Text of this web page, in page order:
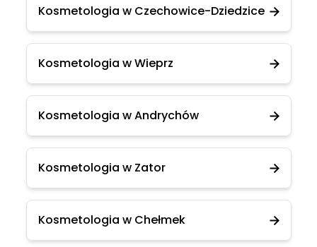
Kosmetologia w Czechowice-Dziedzice
Kosmetologia w Wieprz
Kosmetologia w Andrychów
Kosmetologia w Zator
Kosmetologia w Chełmek